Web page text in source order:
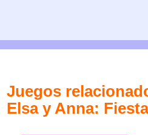
Juegos
Elsa y Anna: